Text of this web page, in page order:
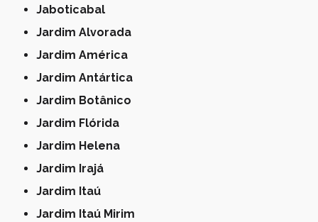
Jaboticabal
Jardim Alvorada
Jardim América
Jardim Antártica
Jardim Botânico
Jardim Flórida
Jardim Helena
Jardim Irajá
Jardim Itaú
Jardim Itaú Mirim